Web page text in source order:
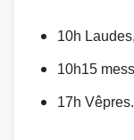
10h Laudes,
10h15
17h Vêpres.